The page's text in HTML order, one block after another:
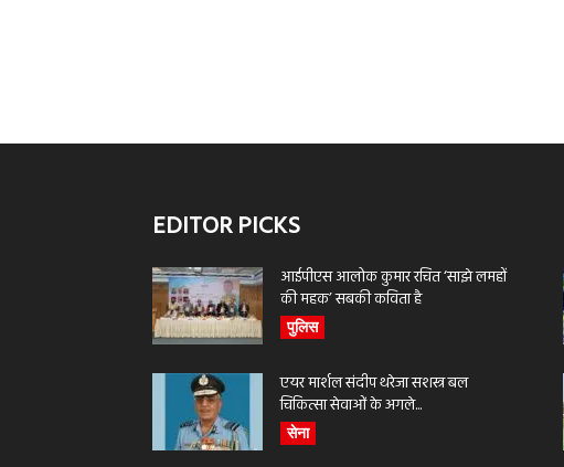
EDITOR PICKS
आईपीएस आलोक कुमार रचित ‘साझे लमहों
की महक’ सबकी कविता है
पुलिस
एयर मार्शल संदीप थरेजा सशस्त्र बल
चिकित्सा सेवाओं के अगले...
सेना